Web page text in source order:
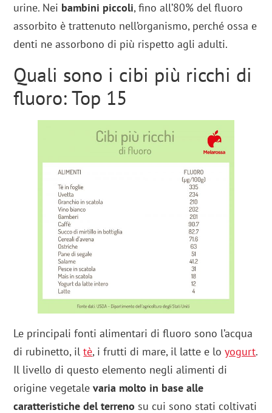
urine. Nei bambini piccoli, fino all’80% del fluoro
assorbito è trattenuto nell’organismo, perché ossa e
denti ne assorbono di più rispetto agli adulti.
Quali sono i cibi più ricchi di
fluoro: Top 15
Le principali fonti alimentari di fluoro sono l’acqua
di rubinetto, iltè, i frutti di mare, il latte e loyogurt.
Il livello di questo elemento negli alimenti di
origine vegetalevaria molto in base alle
caratteristiche del terreno su cui sono stati coltivati